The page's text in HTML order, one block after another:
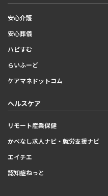
安心介護
安心葬儀
ハピすむ
らいふーど
ケアマネドットコム
ヘルスケア
リモート産業保健
かべなし求人ナビ・就労支援ナビ
エイチエ
認知症ねっと